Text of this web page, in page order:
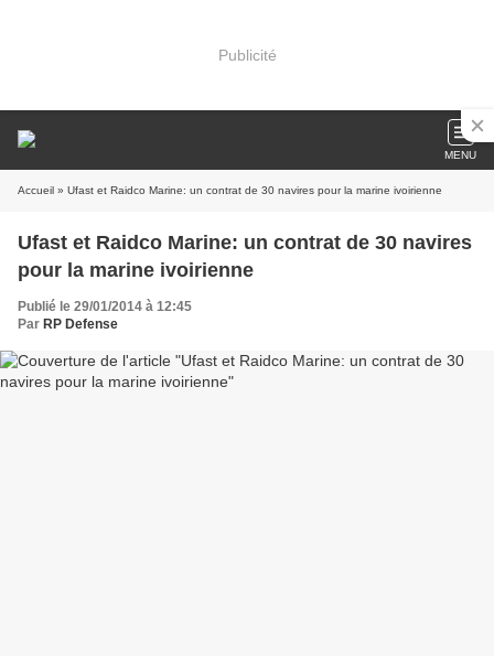
Publicité
MENU
Accueil » Ufast et Raidco Marine: un contrat de 30 navires pour la marine ivoirienne
Ufast et Raidco Marine: un contrat de 30 navires
pour la marine ivoirienne
Publié le 29/01/2014 à 12:45
Par RP Defense